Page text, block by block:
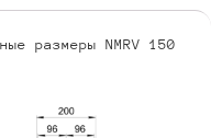
размеры NMRV 150